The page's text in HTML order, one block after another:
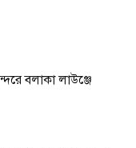
বলাকা লাউঞ্জে